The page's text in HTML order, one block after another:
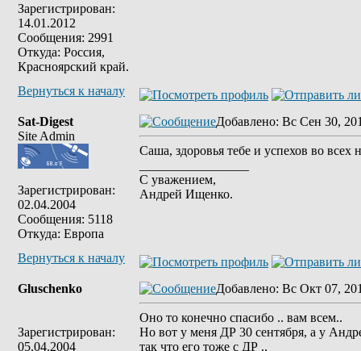
Зарегистрирован:
14.01.2012
Сообщения: 2991
Откуда: Россия,
Красноярский край.
Вернуться к началу
Sat-Digest
Site Admin
Зарегистрирован:
02.04.2004
Сообщения: 5118
Откуда: Европа
Добавлено: Вс Сен 30,
Саша, здоровья тебе и успехов во всех
С уважением,
Андрей Ищенко.
Вернуться к началу
Gluschenko
Зарегистрирован:
05.04.2004
Добавлено: Вс Окт 07,
Оно то конечно спасибо .. вам всем..
Но вот у меня ДР 30 сентября, а у
так что его тоже с ДР ..